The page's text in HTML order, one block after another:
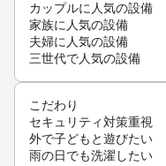
カップルに人気の設備
家族に人気の設備
夫婦に人気の設備
三世代で人気の設備
こだわり
セキュリティ対策重視
外で子どもと遊びたい
雨の日でも洗濯したい